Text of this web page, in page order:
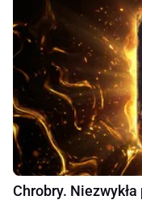
Chrobry.